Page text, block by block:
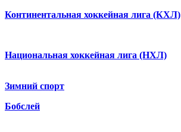
Континентальная хоккейная лига (КХЛ)
Национальная хоккейная лига (НХЛ)
Зимний спорт
Бобслей